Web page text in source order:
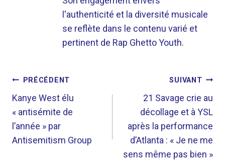
l'authenticité et la diversité musicale
se reflète dans le contenu varié et
pertinent de Rap Ghetto Youth.
NAVIGATION
DE
L’ARTICLE
PRÉCÉDENT
Kanye West élu
« antisémite de
l’année » par
Antisemitism Group
SUIVANT
21 Savage crie au
décollage et à YSL
après la performance
d’Atlanta : « Je ne me
sens même pas bien »